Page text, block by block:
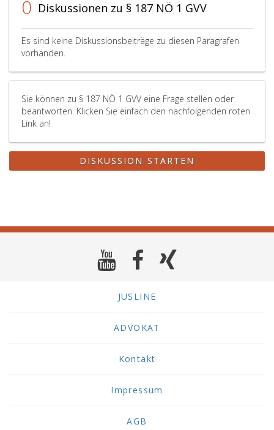
0 Diskussionen zu § 187 NÖ 1 GVV
Es sind keine Diskussionsbeiträge zu diesen Paragrafen
vorhanden.
Sie können zu § 187 NÖ 1 GVV eine Frage stellen oder
beantworten. Klicken Sie einfach den nachfolgenden roten
Link an!
DISKUSSION STARTEN
JUSLINE
ADVOKAT
Kontakt
Impressum
AGB